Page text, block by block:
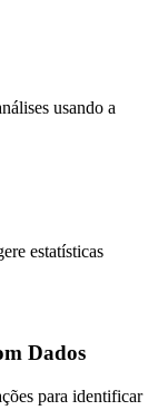
usando a
estatísticas
Dados
para identificar